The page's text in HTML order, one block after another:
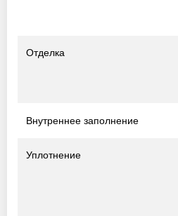
Отделка
Внутреннее заполнение
Уплотнение